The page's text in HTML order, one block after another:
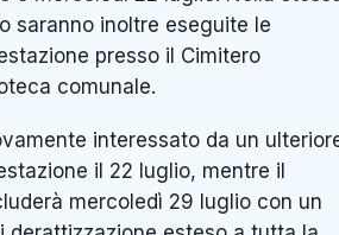
saranno inoltre eseguite le
presso il Cimitero
comunale.
interessato da un
il 22 luglio, mentre il
mercoledì 29 luglio con un